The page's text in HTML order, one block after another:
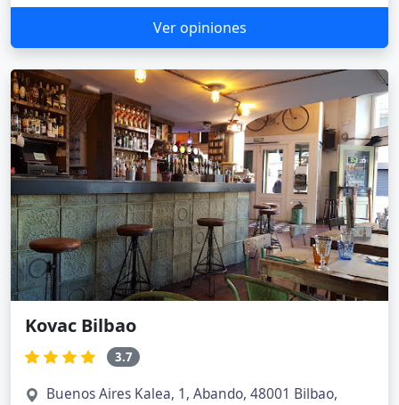
Ver opiniones
Kovac Bilbao
3.7
Buenos Aires Kalea, 1, Abando, 48001 Bilbao,